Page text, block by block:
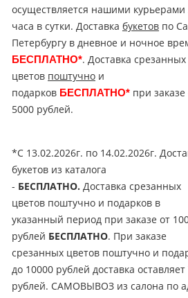
осуществляется нашими курьерами
часа в сутки. Доставка букетов по
Петербургу в дневное и ночное
БЕСПЛАТНО*. Доставка срезанных
цветов поштучно и
подарков БЕСПЛАТНО* при заказе
5000 рублей.
*C 13.02.2026г. по 14.02.2026г.
букетов из каталога
- БЕСПЛАТНО. Доставка срезанных
цветов поштучно и подарков в
указанный период при заказе от
рублей БЕСПЛАТНО. При заказе
срезанных цветов поштучно и
до 10000 рублей доставка оставляет
рублей. САМОВЫВОЗ из салона по